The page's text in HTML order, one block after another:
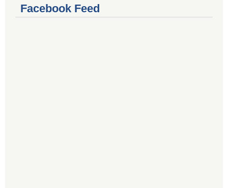
Facebook Feed